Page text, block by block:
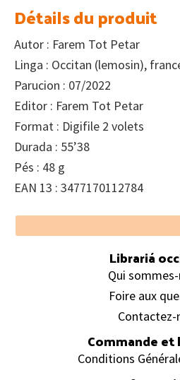
Détails du produit
Autor : Farem Tot Petar
Linga : Occitan (lemosin),
Parucion : 07/2022
Editor : Farem Tot Petar
Format : Digifile 2 volets
Durada : 55’38
Pés : 48 g
EAN 13 : 3477170112784
Footer
Librariá
Qui
Foire aux
Contactez-
Commande et
Conditions